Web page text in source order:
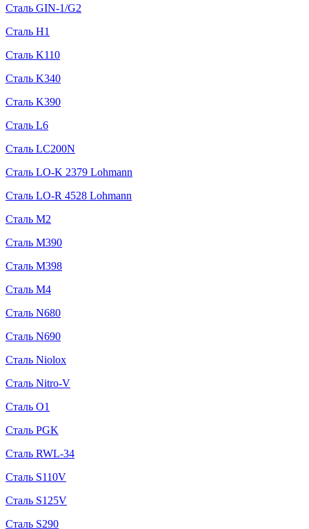
Сталь GIN-1/G2
Сталь H1
Сталь K110
Сталь K340
Сталь K390
Сталь L6
Сталь LC200N
Сталь LO-K 2379 Lohmann
Сталь LO-R 4528 Lohmann
Сталь M2
Сталь M390
Сталь M398
Сталь M4
Сталь N680
Сталь N690
Сталь Niolox
Сталь Nitro-V
Сталь O1
Сталь PGK
Сталь RWL-34
Сталь S110V
Сталь S125V
Сталь S290